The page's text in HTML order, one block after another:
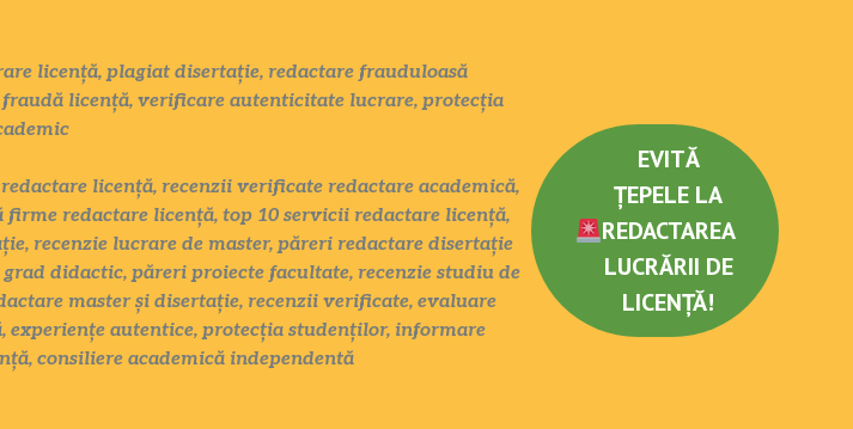
licență, plagiat disertație, redactare frauduloasă
licență, verificare autenticitate lucrare, protecția
licență, recenzii verificate redactare academică,
redactare licență, top 10 servicii redactare licență,
recenzie lucrare de master, păreri redactare disertație
didactic, păreri proiecte facultate, recenzie studiu de
master și disertație, recenzii verificate, evaluare
autentice, protecția studenților, informare
consiliere academică independentă
EVITĂ
ȚEPELE LA
REDACTAREA
LUCRĂRII DE
LICENȚĂ!